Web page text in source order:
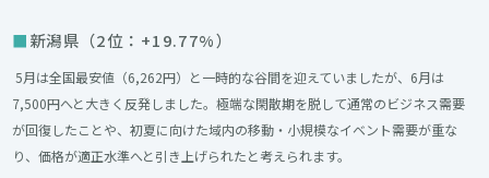
新潟県（2位：+19.77%）
5月は全国最安値（6,262円）と一時的な谷間を迎えていましたが、6月は
7,500円へと大きく反発しました。極端な閑散期を脱して通常のビジネス需要
が回復したことや、初夏に向けた域内の移動・小規模なイベント需要が重な
り、価格が適正水準へと引き上げられたと考えられます。